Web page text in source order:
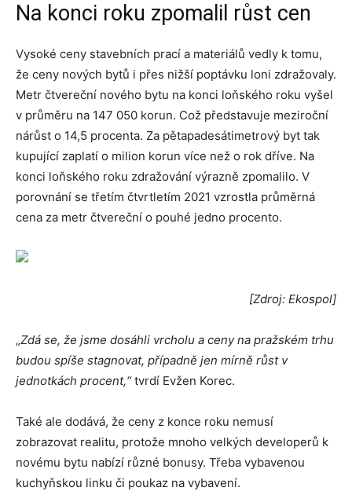
Na konci roku zpomalil růst cen
Vysoké ceny stavebních prací a materiálů vedly k tomu,
že ceny nových bytů i přes nižší poptávku loni zdražovaly.
Metr čtvereční nového bytu na konci loňského roku vyšel
v průměru na 147 050 korun. Což představuje meziroční
nárůst o 14,5 procenta. Za pětapadesátimetrový byt tak
kupující zaplatí o milion korun více než o rok dříve. Na
konci loňského roku zdražování výrazně zpomalilo. V
porovnání se třetím čtvrtletím 2021 vzrostla průměrná
cena za metr čtvereční o pouhé jedno procento.
[Zdroj: Ekospol]
„Zdá se, že jsme dosáhli vrcholu a ceny na pražském trhu
budou spíše stagnovat, případně jen mírně růst v
jednotkách procent,“tvrdí Evžen Korec.
Také ale dodává, že ceny z konce roku nemusí
zobrazovat realitu, protože mnoho velkých developerů k
novému bytu nabízí různé bonusy. Třeba vybavenou
kuchyňskou linku či poukaz na vybavení.